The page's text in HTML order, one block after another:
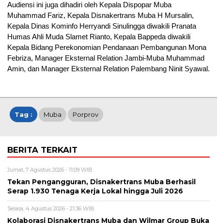
Audiensi ini juga dihadiri oleh Kepala Dispopar Muba
Muhammad Fariz, Kepala Disnakertrans Muba H Mursalin,
Kepala Dinas Kominfo Herryandi Sinulingga diwakili Pranata
Humas Ahli Muda Slamet Rianto, Kepala Bappeda diwakili
Kepala Bidang Perekonomian Pendanaan Pembangunan Mona
Febriza, Manager Eksternal Relation Jambi-Muba Muhammad
Amin, dan Manager Eksternal Relation Palembang Ninit Syawal.
Tag : Muba Porprov
BERITA TERKAIT
Jumat, 7 Agustus 2026 - 11:09 WIB
Tekan Pengangguran, Disnakertrans Muba Berhasil
Serap 1.930 Tenaga Kerja Lokal hingga Juli 2026
Selasa, 4 Agustus 2026 - 21:36 WIB
Kolaborasi Disnakertrans Muba dan Wilmar Group Buka